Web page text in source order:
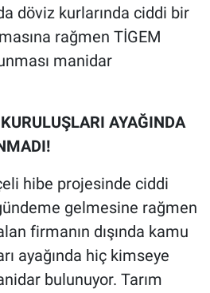
döviz kurlarında ciddi bir
rağmen TİGEM
manidar
AYAĞINDA
hibe projesinde ciddi
gelmesine rağmen
firmanın dışında kamu
ayağında hiç kimseye
bulunuyor. Tarım